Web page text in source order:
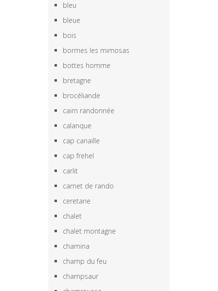
bleu
bleue
bois
bormes les mimosas
bottes homme
bretagne
brocéliande
cairn randonnée
calanque
cap canaille
cap frehel
carlit
carnet de rando
ceretane
chalet
chalet montagne
chamina
champ du feu
champsaur